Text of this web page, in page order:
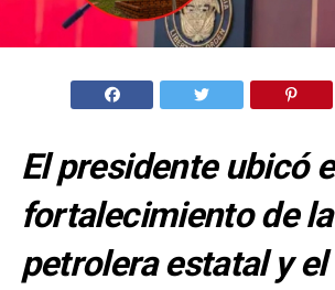
El presidente ubicó
fortalecimiento de la
petrolera estatal y el